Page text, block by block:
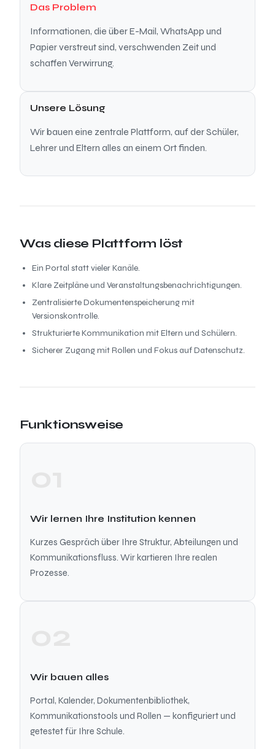
Das Problem
Informationen, die über E-Mail, WhatsApp und
Papier verstreut sind, verschwenden Zeit und
schaffen Verwirrung.
Unsere Lösung
Wir bauen eine zentrale Plattform, auf der Schüler,
Lehrer und Eltern alles an einem Ort finden.
Was diese Plattform löst
Ein Portal statt vieler Kanäle.
Klare Zeitpläne und Veranstaltungsbenachrichtigungen.
Zentralisierte Dokumentenspeicherung mit
Versionskontrolle.
Strukturierte Kommunikation mit Eltern und Schülern.
Sicherer Zugang mit Rollen und Fokus auf Datenschutz.
Funktionsweise
Wir lernen Ihre Institution kennen
Kurzes Gespräch über Ihre Struktur, Abteilungen und
Kommunikationsfluss. Wir kartieren Ihre realen
Prozesse.
Wir bauen alles
Portal, Kalender, Dokumentenbibliothek,
Kommunikationstools und Rollen — konfiguriert und
getestet für Ihre Schule.